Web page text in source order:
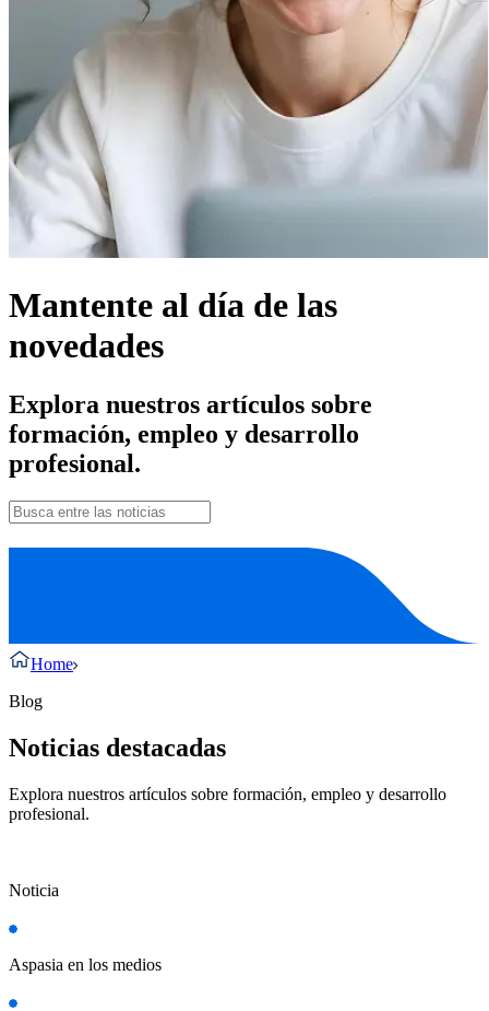
Mantente al día de las
novedades
Explora nuestros artículos sobre
formación, empleo y desarrollo
profesional.
Home
Blog
Noticias destacadas
Explora nuestros artículos sobre formación, empleo y desarrollo
profesional.
Noticia
Aspasia en los medios